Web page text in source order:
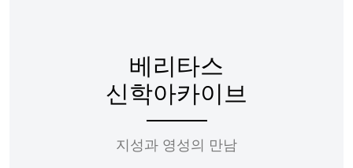
베리타스
신학아카이브
지성과 영성의 만남